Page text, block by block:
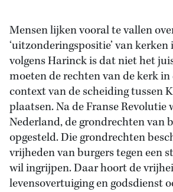
Mensen lijken vooral te vallen
‘uitzonderingspositie’ van
volgens Harinck is dat niet het
moeten de rechten van de kerk
context van de scheiding tussen
plaatsen. Na de Franse Revolutie
Nederland, de grondrechten van
opgesteld. Die grondrechten
vrijheden van burgers tegen een
wil ingrijpen. Daar hoort de
levensovertuiging en godsdienst